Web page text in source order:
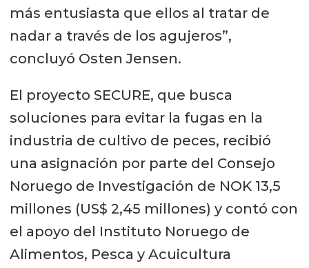
más entusiasta que ellos al tratar de
nadar a través de los agujeros”,
concluyó Osten Jensen.
El proyecto SECURE, que busca
soluciones para evitar la fugas en la
industria de cultivo de peces, recibió
una asignación por parte del Consejo
Noruego de Investigación de NOK 13,5
millones (US$ 2,45 millones) y contó con
el apoyo del Instituto Noruego de
Alimentos, Pesca y Acuicultura